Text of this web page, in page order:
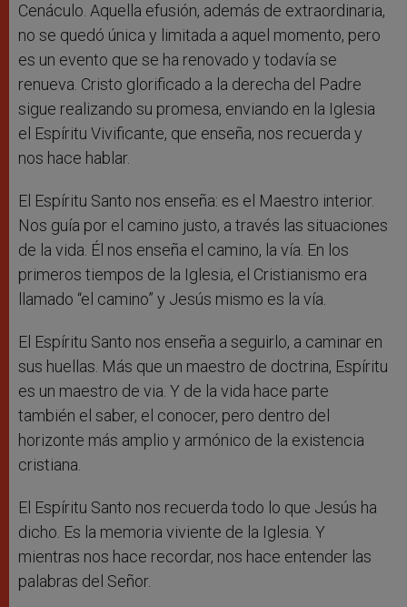
Cenáculo. Aquella efusión, además de extraordinaria,
no se quedó única y limitada a aquel momento, pero
es un evento que se ha renovado y todavía se
renueva. Cristo glorificado a la derecha del Padre
sigue realizando su promesa, enviando en la Iglesia
el Espíritu Vivificante, que enseña, nos recuerda y
nos hace hablar.
El Espíritu Santo nos enseña: es el Maestro interior.
Nos guía por el camino justo, a través las situaciones
de la vida. Él nos enseña el camino, la vía. En los
primeros tiempos de la Iglesia, el Cristianismo era
llamado “el camino” y Jesús mismo es la vía.
El Espíritu Santo nos enseña a seguirlo, a caminar en
sus huellas. Más que un maestro de doctrina, Espíritu
es un maestro de via. Y de la vida hace parte
también el saber, el conocer, pero dentro del
horizonte más amplio y armónico de la existencia
cristiana.
El Espíritu Santo nos recuerda todo lo que Jesús ha
dicho. Es la memoria viviente de la Iglesia. Y
mientras nos hace recordar, nos hace entender las
palabras del Señor.